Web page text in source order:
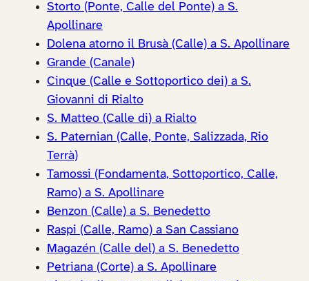
Storto (Ponte, Calle del Ponte) a S.
Apollinare
Dolena atorno il Brusà (Calle) a S. Apollinare
Grande (Canale)
Cinque (Calle e Sottoportico dei) a S.
Giovanni di Rialto
S. Matteo (Calle di) a Rialto
S. Paternian (Calle, Ponte, Salizzada, Rio
Terrà)
Tamossi (Fondamenta, Sottoportico, Calle,
Ramo) a S. Apollinare
Benzon (Calle) a S. Benedetto
Raspi (Calle, Ramo) a San Cassiano
Magazén (Calle del) a S. Benedetto
Petriana (Corte) a S. Apollinare